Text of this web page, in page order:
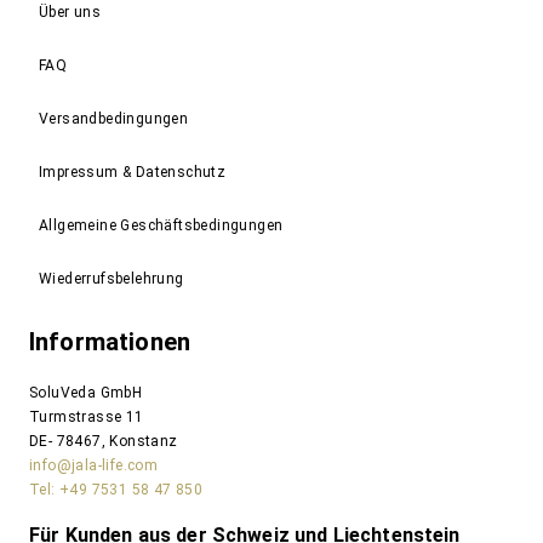
Über uns
FAQ
Versandbedingungen
Impressum & Datenschutz
Allgemeine Geschäftsbedingungen
Wiederrufsbelehrung
Informationen
SoluVeda GmbH
Turmstrasse 11
DE- 78467, Konstanz
info@jala-life.com
Tel: +49 7531 58 47 850
Für Kunden aus der Schweiz und Liechtenstein